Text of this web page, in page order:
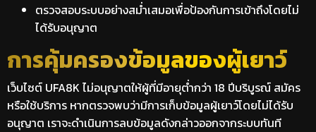
ตรวจสอบระบบอย่างสม่ำเสมอเพื่อป้องกันการเข้าถึงโดยไม่
ได้รับอนุญาต
การคุ้มครองข้อมูลของผู้เยาว์
เว็บไซต์ UFA8K ไม่อนุญาตให้ผู้ที่มีอายุต่ำกว่า 18 ปีบริบูรณ์ สมัคร
หรือใช้บริการ หากตรวจพบว่ามีการเก็บข้อมูลผู้เยาว์โดยไม่ได้รับ
อนุญาต เราจะดำเนินการลบข้อมูลดังกล่าวออกจากระบบทันที